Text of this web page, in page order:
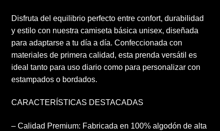
Disfruta del equilibrio perfecto entre confort, durabilidad
y estilo con nuestra camiseta básica unisex, diseñada
para adaptarse a tu día a día. Confeccionada con
materiales de primera calidad, esta prenda versátil es
ideal tanto para uso diario como para personalizar con
estampados o bordados.
CARACTERÍSTICAS DESTACADAS
– Calidad Premium: Fabricada en 100% algodón de alta